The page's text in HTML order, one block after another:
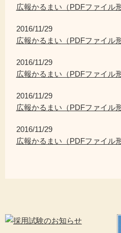
広報かるまい（PDFファイル
2016/11/29
広報かるまい（PDFファイル
2016/11/29
広報かるまい（PDFファイル
2016/11/29
広報かるまい（PDFファイル
2016/11/29
広報かるまい（PDFファイル